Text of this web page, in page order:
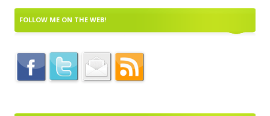
FOLLOW ME ON THE WEB!